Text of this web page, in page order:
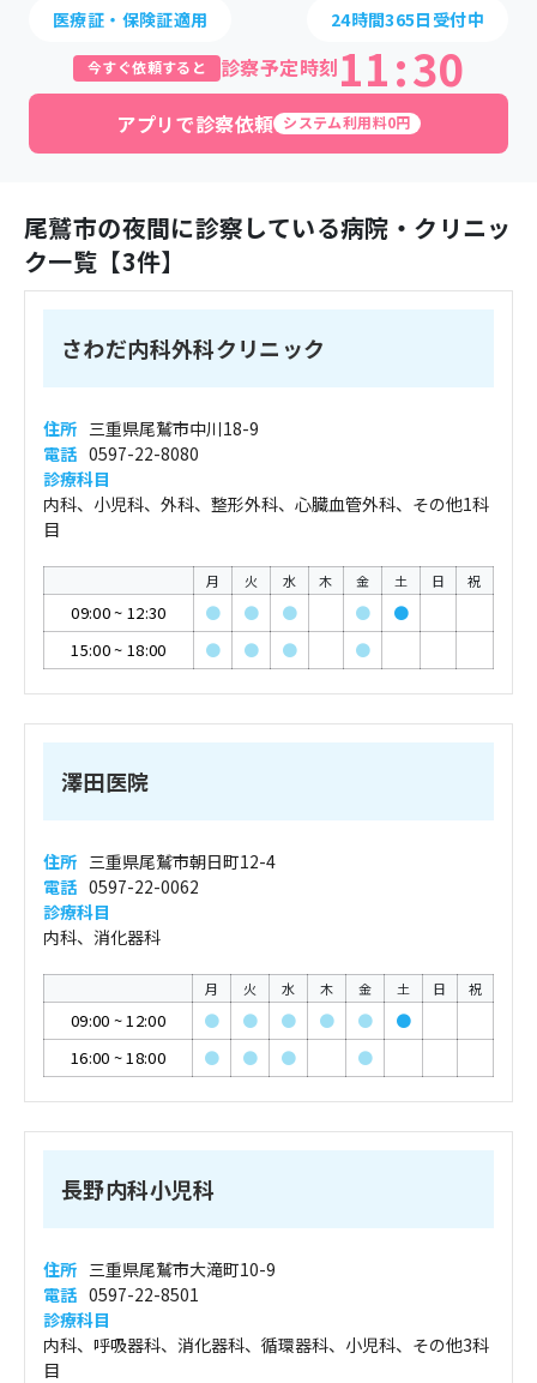
医療証・保険証適用 24時間365日受付中
今すぐ依頼すると 診察予定時刻11:30
アプリで診察依頼 システム利用料0円
尾鷲市の夜間に診察している病院・クリニッ
ク一覧【3件】
さわだ内科外科クリニック
住所 三重県尾鷲市中川18-9
電話 0597-22-8080
診療科目
内科、小児科、外科、整形外科、心臓血管外科、その他1科
目
月 火 水 木 金 土 日 祝
09:00~ 12:30 ● ● ● ●
●
15:00~ 18:00 ● ● ● ●
澤田医院
住所 三重県尾鷲市朝日町12-4
電話 0597-22-0062
診療科目
内科、消化器科
月 火 水 木 金 土 日 祝
09:00 ~12:00 ● ● ● ● ●
●
16:00 ~18:00 ● ● ● ●
長野内科小児科
住所 三重県尾鷲市大滝町10-9
電話 0597-22-8501
診療科目
内科、呼吸器科、消化器科、循環器科、小児科、その他3科
目